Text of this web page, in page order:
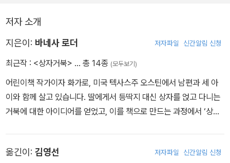
저자 소개
지은이: 바네사 로더 저자파일 신간알림 신청
최근작 : <상자거북> … 총 14종 (모두보기)
어린이책 작가이자 화가로, 미국 텍사스주 오스틴에서 남편과 세 아
이와 함께 살고 있습니다. 딸에게서 등딱지 대신 상자를 얹고 다니는
거북에 대한 아이디어를 얻었고, 이를 책으로 만드는 과정에서 ‘상자
매체에서 호평을 받았습니다. 로더가 쓰고 그린 책으로는 《루시와
옮긴이: 김영선 저자파일 신간알림 신청